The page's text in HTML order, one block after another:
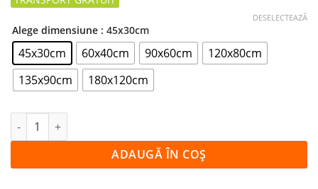
Alege dimensiune : 45x30cm
45x30cm 60x40cm 90x60cm
120x80cm
135x90cm
180x120cm
DESELECTEAZĂ
Cantitate Tablou Canvas Prosperitate si Muntele Fuji
ADAUGĂ ÎN COȘ